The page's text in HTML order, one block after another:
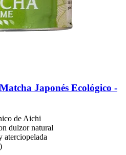
Matcha Japonés Ecológico -​
de Aichi
dulzor natural
aterciopelada